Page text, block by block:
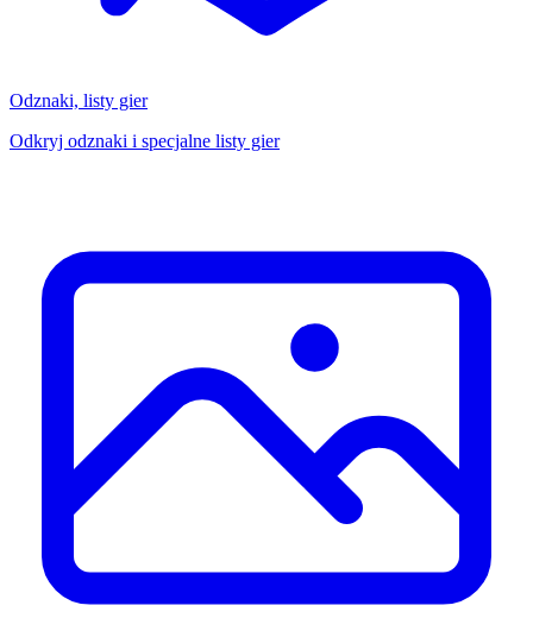
Odznaki, listy gier
Odkryj odznaki i specjalne listy gier